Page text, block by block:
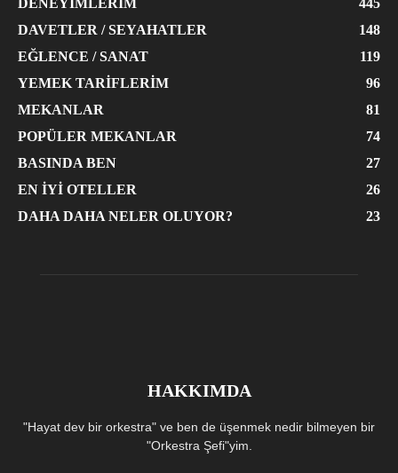
DAVETLER / SEYAHATLER
148
EĞLENCE / SANAT
119
YEMEK TARIFLERIM
96
MEKANLAR
81
POPÜLER MEKANLAR
74
BASINDA BEN
27
EN İYI OTELLER
26
DAHA DAHA NELER OLUYOR?
23
HAKKIMDA
"Hayat dev bir orkestra" ve ben de üşenmek nedir bilmeyen bir
"Orkestra Şefi"yim.